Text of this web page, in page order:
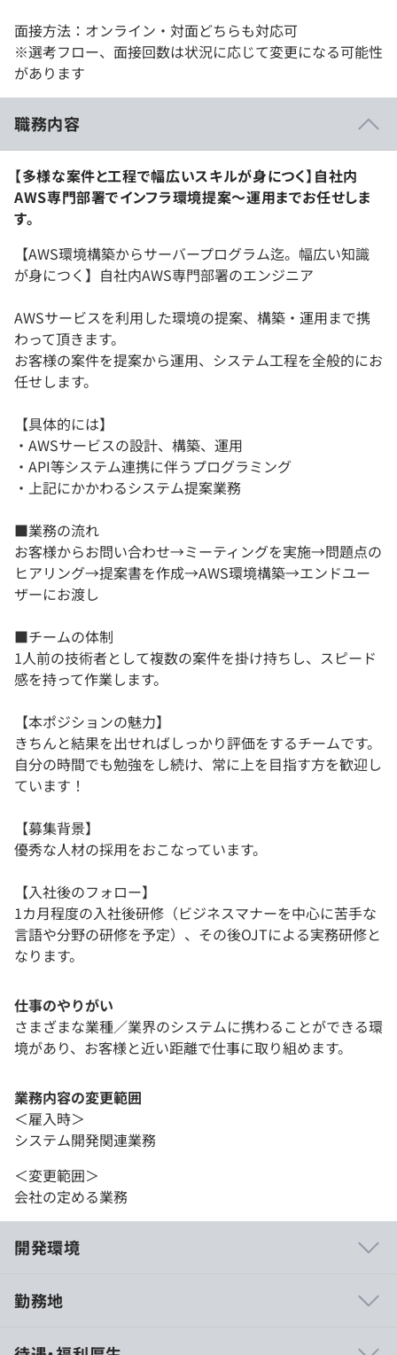
面接方法：オンライン・対面どちらも対応可
※選考フロー、面接回数は状況に応じて変更になる可能性
があります
職務内容
【多様な案件と工程で幅広いスキルが身につく】自社内
AWS専門部署でインフラ環境提案～運用までお任せしま
す。
【AWS環境構築からサーバープログラム迄。幅広い知識
が身につく】自社内AWS専門部署のエンジニア
AWSサービスを利用した環境の提案、構築・運用まで携
わって頂きます。
お客様の案件を提案から運用、システム工程を全般的にお
任せします。
【具体的には】
・AWSサービスの設計、構築、運用
・API等システム連携に伴うプログラミング
・上記にかかわるシステム提案業務
■業務の流れ
お客様からお問い合わせ→ミーティングを実施→問題点の
ヒアリング→提案書を作成→AWS環境構築→エンドユー
ザーにお渡し
■チームの体制
1人前の技術者として複数の案件を掛け持ちし、スピード
感を持って作業します。
【本ポジションの魅力】
きちんと結果を出せればしっかり評価をするチームです。
自分の時間でも勉強をし続け、常に上を目指す方を歓迎し
ています！
【募集背景】
優秀な人材の採用をおこなっています。
【入社後のフォロー】
1カ月程度の入社後研修（ビジネスマナーを中心に苦手な
言語や分野の研修を予定）、その後OJTによる実務研修と
なります。
仕事のやりがい
さまざまな業種／業界のシステムに携わることができる環
境があり、お客様と近い距離で仕事に取り組めます。
業務内容の変更範囲
＜雇入時＞
システム開発関連業務
＜変更範囲＞
会社の定める業務
開発環境
勤務地